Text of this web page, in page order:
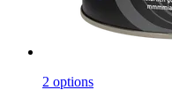
2 options